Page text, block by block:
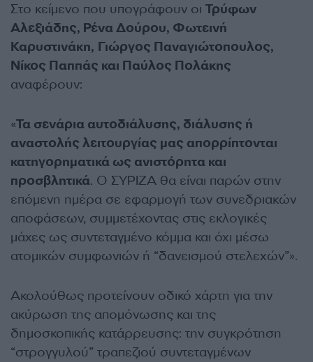
Στο κείμενο που υπογράφουν οι Τρύφων
Αλεξιάδης, Ρένα Δούρου, Φωτεινή
Καρυστινάκη, Γιώργος Παναγιώτοπουλος,
Νίκος Παππάς και Παύλος Πολάκης
αναφέρουν:
«Τα σενάρια αυτοδιάλυσης, διάλυσης ή
αναστολής λειτουργίας μας απορρίπτονται
κατηγορηματικά ως ανιστόρητα και
προσβλητικά. Ο ΣΥΡΙΖΑ θα είναι παρών στην
επόμενη ημέρα σε εφαρμογή των συνεδριακών
αποφάσεων, συμμετέχοντας στις εκλογικές
μάχες ως συντεταγμένο κόμμα και όχι μέσω
ατομικών συμφωνιών ή “δανεισμού στελεχών”».
Ακολούθως προτείνουν οδικό χάρτη για την
ακύρωση της απομόνωσης και της
δημοσκοπικής κατάρρευσης: την συγκρότηση
“στρογγυλού” τραπεζιού συντεταγμένων